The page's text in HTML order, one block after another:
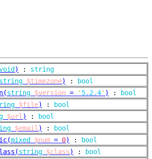
) : string
string $timezone) :
bool
string $version = ' 5.2.4' ) :
bool
$file) :
bool
$url) :
bool
$email) :
bool
mixed $num = 0) :
bool
string $class) :
bool